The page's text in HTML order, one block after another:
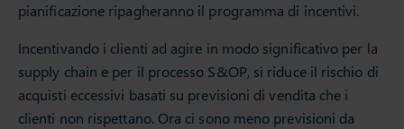
pianificazione ripagheranno il programma di incentivi.
Incentivando i clienti ad agire in modo significativo per la
supply chain e per il processo S&OP, si riduce il rischio di
acquisti eccessivi basati su previsioni di vendita che i
clienti non rispettano. Ora ci sono meno previsioni da